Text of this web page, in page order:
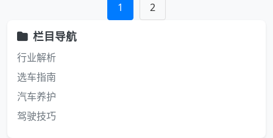
1 2
栏目导航
行业解析
选车指南
汽车养护
驾驶技巧